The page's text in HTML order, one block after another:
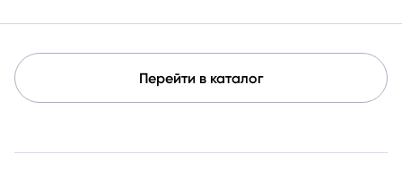
Перейти в каталог